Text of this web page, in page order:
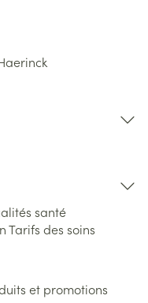
santé
Tarifs des soins
et promotions